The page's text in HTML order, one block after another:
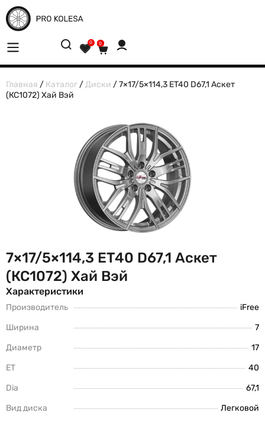
0 0
Главная / Каталог /Диски / 7×17/5×114,3 ET40 D67,1 Аскет
(КС1072) Хай Вэй
7×17/5×114,3 ET40 D67,1 Аскет
(КС1072) Хай Вэй
Характеристики
Производитель
iFree
Ширина
7
Диаметр
17
ET
40
Dia
67,1
Вид диска
Легковой